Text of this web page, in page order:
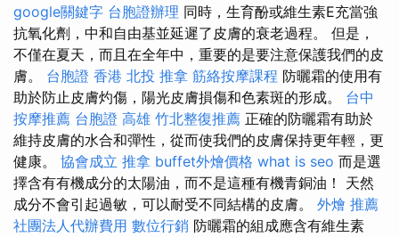
google關鍵字 台胞證辦理 同時，生育酚或維生素E充當強
抗氧化劑，中和自由基並延遲了皮膚的衰老過程。 但是，
不僅在夏天，而且在全年中，重要的是要注意保護我們的皮
膚。 台胞證 香港 北投 推拿 筋絡按摩課程 防曬霜的使用有
助於防止皮膚灼傷，陽光皮膚損傷和色素斑的形成。 台中
按摩推薦 台胞證 高雄 竹北整復推薦 正確的防曬霜有助於
維持皮膚的水合和彈性，從而使我們的皮膚保持更年輕，更
健康。 協會成立 推拿 buffet外燴價格 what is seo 而是選
擇含有有機成分的太陽油，而不是這種有機青銅油！ 天然
成分不會引起過敏，可以耐受不同結構的皮膚。 外燴 推薦
社團法人代辦費用 數位行銷 防曬霜的組成應含有維生素